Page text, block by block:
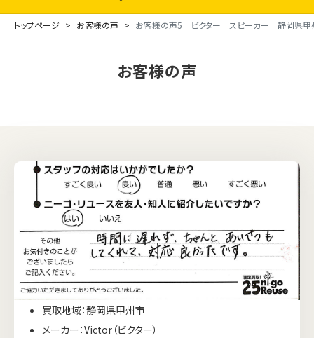
トップページ お客様の声 お客様の声5 ビクター スピーカー 静岡県甲
お客様の声
買取地域：静岡県甲州市
メーカー：Victor（ビクター）